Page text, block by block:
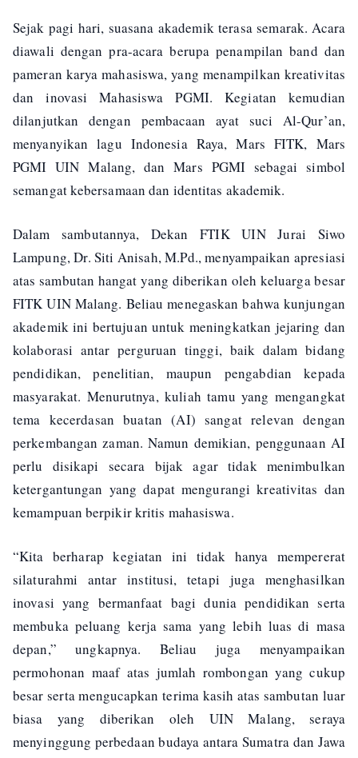
Sejak pagi hari, suasana akademik terasa semarak. Acara
diawali dengan pra-acara berupa penampilan band dan
pameran karya mahasiswa, yang menampilkan kreativitas
dan inovasi Mahasiswa PGMI. Kegiatan kemudian
dilanjutkan dengan pembacaan ayat suci Al-Qur’an,
menyanyikan lagu Indonesia Raya, Mars FITK, Mars
PGMI UIN Malang, dan Mars PGMI sebagai simbol
semangat kebersamaan dan identitas akademik.
Dalam sambutannya, Dekan FTIK UIN Jurai Siwo
Lampung, Dr. Siti Anisah, M.Pd., menyampaikan apresiasi
atas sambutan hangat yang diberikan oleh keluarga besar
FITK UIN Malang. Beliau menegaskan bahwa kunjungan
akademik ini bertujuan untuk meningkatkan jejaring dan
kolaborasi antar perguruan tinggi, baik dalam bidang
pendidikan, penelitian, maupun pengabdian kepada
masyarakat. Menurutnya, kuliah tamu yang mengangkat
tema kecerdasan buatan (AI) sangat relevan dengan
perkembangan zaman. Namun demikian, penggunaan AI
perlu disikapi secara bijak agar tidak menimbulkan
ketergantungan yang dapat mengurangi kreativitas dan
kemampuan berpikir kritis mahasiswa.
“Kita berharap kegiatan ini tidak hanya mempererat
silaturahmi antar institusi, tetapi juga menghasilkan
inovasi yang bermanfaat bagi dunia pendidikan serta
membuka peluang kerja sama yang lebih luas di masa
depan,” ungkapnya. Beliau juga menyampaikan
permohonan maaf atas jumlah rombongan yang cukup
besar serta mengucapkan terima kasih atas sambutan luar
biasa yang diberikan oleh UIN Malang, seraya
menyinggung perbedaan budaya antara Sumatra dan Jawa